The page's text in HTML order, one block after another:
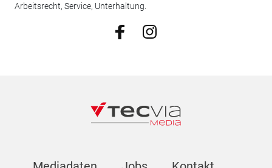
Arbeitsrecht, Service, Unterhaltung.